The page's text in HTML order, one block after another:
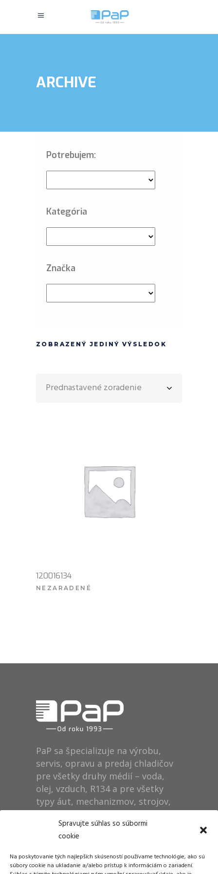
Spravujte súhlas so súbormi
cookie
Na poskytovanie tých najlepších skúseností používame technológie, ako sú
súbory cookie na ukladanie a/alebo prístup k informáciám o zariadení.
ARCHIVE
Potrebujem:
Kategória
Značka
ZOBRAZENÝ JEDINÝ VÝSLEDOK
Prednastavené zoradenie
120016134
NEZARADENÉ
PaP sa špecializuje na výrobu,
servis, opravu a predaj chladičov
pre všetky druhy médií – voda,
olej, vzduch, R134 a pre všetky
typy áut, mechanizmov, strojov,
technológií, rušňov…
Dušan Pytel P a P